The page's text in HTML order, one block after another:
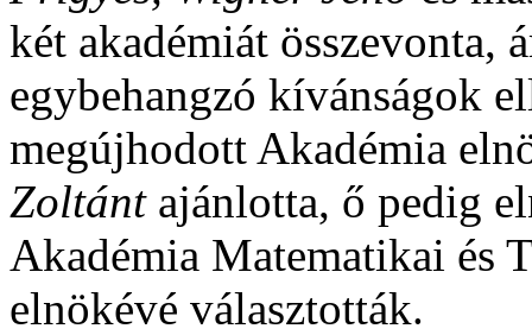
két akadémiát összevonta,
egybehangzó kívánságok
megújhodott Akadémia
Zoltánt ajánlotta, ő pedig
Akadémia Matematikai és
elnökévé választották.